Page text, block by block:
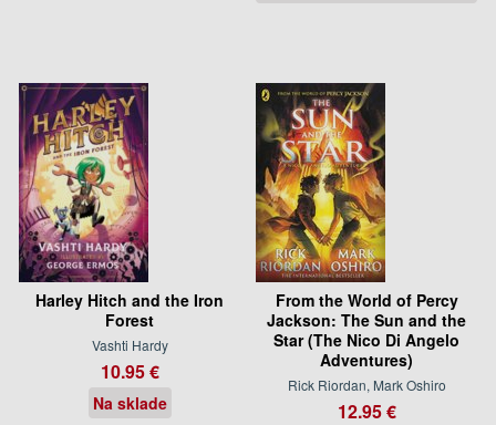
Harley Hitch and the Iron
Forest
Vashti Hardy
10.95 €
Na sklade
From the World of Percy
Jackson: The Sun and the
Star (The Nico Di Angelo
Adventures)
Rick Riordan, Mark Oshiro
12.95 €